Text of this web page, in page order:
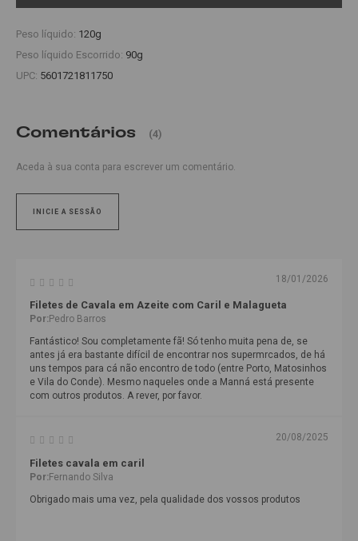
Peso líquido: 120g
Peso líquido Escorrido: 90g
UPC: 5601721811750
Comentários (4)
Aceda à sua conta para escrever um comentário.
INICIE A SESSÃO
18/01/2026
Filetes de Cavala em Azeite com Caril e Malagueta
Por:Pedro Barros
Fantástico! Sou completamente fã! Só tenho muita pena de, se
antes já era bastante difícil de encontrar nos supermrcados, de há
uns tempos para cá não encontro de todo (entre Porto, Matosinhos
e Vila do Conde). Mesmo naqueles onde a Manná está presente
com outros produtos. A rever, por favor.
20/08/2025
Filetes cavala em caril
Por:Fernando Silva
Obrigado mais uma vez, pela qualidade dos vossos produtos